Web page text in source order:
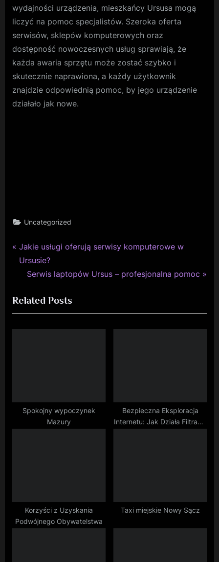
wydajności urządzenia, mieszkańcy Ursusa mogą
liczyć na pomoc specjalistów. Szeroka oferta
serwisów, sklepów komputerowych oraz
dostępność nowoczesnych usług sprawiają, że
każda awaria sprzętu może zostać szybko i
skutecznie naprawiona, a każdy użytkownik
znajdzie odpowiednią pomoc, by jego urządzenie
działało jak nowe.
Uncategorized
Nawigacja
wpisu
P
r
i
o
u
Jakie usługi oferują serwisy komputerowe w
Ursusie?
N
x
t
P
Serwis laptopów Ursus – profesjonalna pomoc
Related Posts
Spokojny wypoczynek
Mazury
Bezpieczna Eksploracja
Internetu: Jak Działa Filtracja
Korzyści z Uzyskania
Podwójnego Obywatelstwa
Taxi miejskie Nowy Sącz